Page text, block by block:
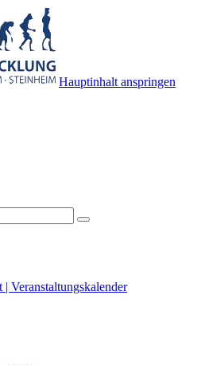
Hauptinhalt anspringen
| Veranstaltungskalender